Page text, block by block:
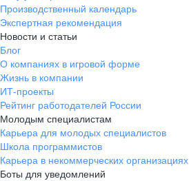
Производственный календарь
Экспертная рекомендация
Новости и статьи
Блог
О компаниях в игровой форме
Жизнь в компании
ИТ-проекты
Рейтинг работодателей России
Молодым специалистам
Карьера для молодых специалистов
Школа программистов
Карьера в некоммерческих организациях
Боты для уведомлений